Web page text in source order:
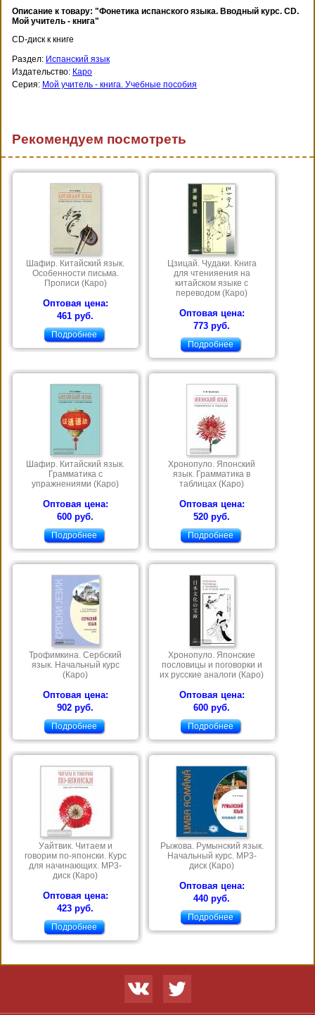
Описание к товару: "Фонетика испанского языка. Вводный курс. CD.
Мой учитель - книга"
CD-диск к книге
Раздел: Испанский язык
Издательство: Каро
Серия: Мой учитель - книга. Учебные пособия
Рекомендуем посмотреть
Шафир. Китайский язык.
Особенности письма.
Прописи (Каро)
Оптовая цена:
461 руб.
Подробнее
Цзицай. Чудаки. Книга
для чтенияения на
китайском языке с
переводом (Каро)
Оптовая цена:
773 руб.
Подробнее
Шафир. Китайский язык.
Грамматика с
упражнениями (Каро)
Оптовая цена:
600 руб.
Подробнее
Хронопуло. Японский
язык. Грамматика в
таблицах (Каро)
Оптовая цена:
520 руб.
Подробнее
Трофимкина. Сербский
язык. Начальный курс
(Каро)
Оптовая цена:
902 руб.
Подробнее
Хронопуло. Японские
пословицы и поговорки и
их русские аналоги (Каро)
Оптовая цена:
600 руб.
Подробнее
Уайтвик. Читаем и
говорим по-японски. Курс
для начинающих. МР3-
диск (Каро)
Оптовая цена:
423 руб.
Подробнее
Рыжова. Румынский язык.
Начальный курс. МР3-
диск (Каро)
Оптовая цена:
440 руб.
Подробнее